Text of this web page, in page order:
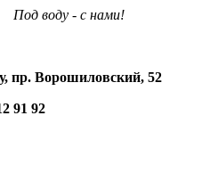
Под воду - с нами!
пр. Ворошиловский, 52
91 92